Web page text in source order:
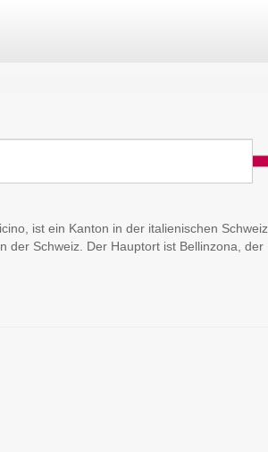
ist ein Kanton in der italienischen Schweiz,
der Schweiz. Der Hauptort ist Bellinzona, der